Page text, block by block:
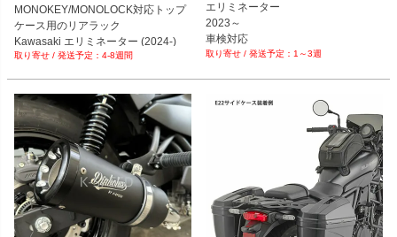
MONOKEY/MONOLOCK対応トップ
ケース用のリアラック
Kawasaki エリミネーター (2024-)
4-8週間
エリミネーター
2023～
車検対応
1～3週